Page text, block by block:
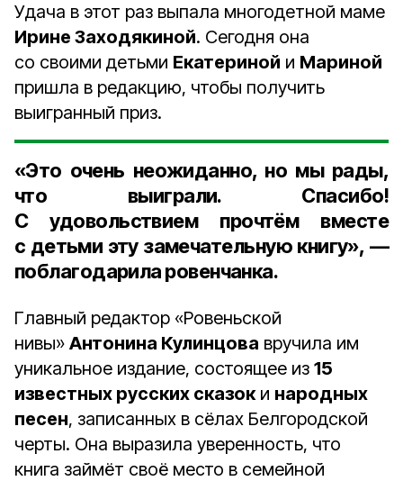
Удача в этот раз выпала многодетной маме
Ирине Заходякиной. Сегодня она
со своими детьми Екатериной и Мариной
пришла в редакцию, чтобы получить
выигранный приз.
«Это очень неожиданно, но мы рады,
что выиграли. Спасибо!
С удовольствием прочтём вместе
с детьми эту замечательную книгу», —
поблагодарила ровенчанка.
Главный редактор «Ровеньской
нивы» Антонина Кулинцова вручила им
уникальное издание, состоящее из 15
известных русских сказоки народных
песен, записанных в сёлах Белгородской
черты. Она выразила уверенность, что
книга займёт своё место в семейной